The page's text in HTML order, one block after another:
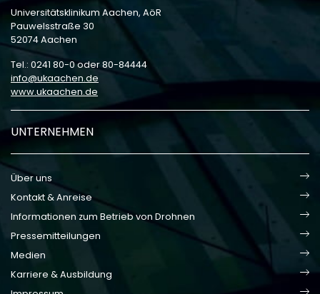
Universitätsklinikum Aachen, AöR
Pauwelsstraße 30
52074 Aachen
Tel.: 0241 80-0 oder 80-84444
info
ukaachen de
www.ukaachen.de
UNTERNEHMEN
Über uns
Kontakt & Anreise
Informationen zum Betrieb von Drohnen
Pressemitteilungen
Medien
Karriere & Ausbildung